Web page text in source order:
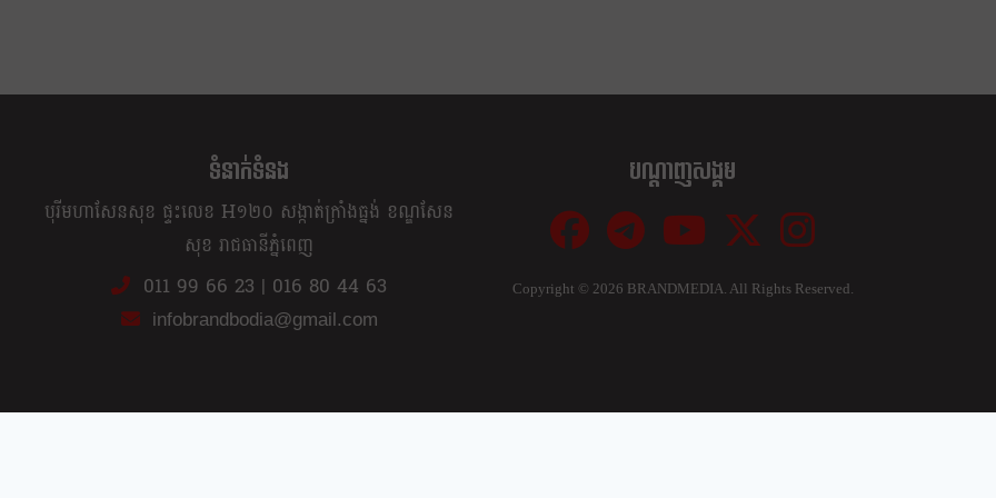
ទំនាក់ទំនង
បុរីមហាសែនសុខ ផ្ទះលេខ H១២០ សង្កាត់ក្រាំងធ្នង់ ខណ្ឌសែន
សុខ រាជធានីភ្នំពេញ
011 99 66 23 | 016 80 44 63
infobrandbodia@gmail.com
បណ្ដាញសង្គម
Copyright © 2026 BRANDMEDIA. All Rights Reserved.